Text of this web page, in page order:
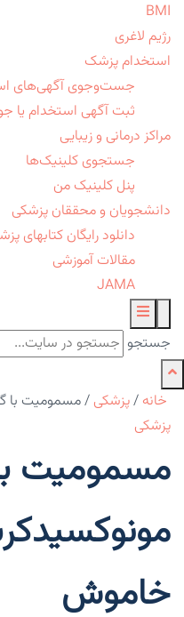
BMI
رژیم لاغری
استخدام پزشک
جست‌وجوی آگهی‌های
ثبت آگهی استخدام یا
مراکز درمانی و زیبایی
جستجوی کلینیک‌ها
پنل کلینیک من
دانشجویان و محققان پزشکی
دانلود رایگان کتابهای
مقالات آموزشی
JAMA
جستجو
خانه /پزشکی /مسمومیت با
پزشکی
مسمومیت
خاموش